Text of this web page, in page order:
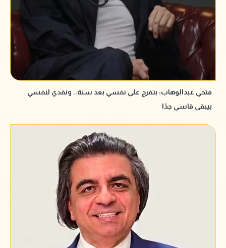
فتحي عبدالوهاب: بتفرج على نفسي بعد سنة.. ونقدي لنفسي
بيبقى قاسي جدًا